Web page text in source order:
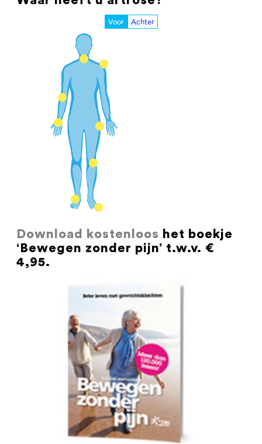
Voor Achter
Download kostenloos het boekje
‘Bewegen zonder pijn’ t.w.v. €
4,95.